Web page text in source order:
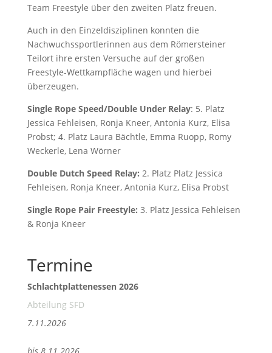
Team Freestyle über den zweiten Platz freuen.
Auch in den Einzeldisziplinen konnten die
Nachwuchssportlerinnen aus dem Römersteiner
Teilort ihre ersten Versuche auf der großen
Freestyle-Wettkampfläche wagen und hierbei
überzeugen.
Single Rope Speed/Double Under Relay: 5. Platz
Jessica Fehleisen, Ronja Kneer, Antonia Kurz, Elisa
Probst; 4. Platz Laura Bächtle, Emma Ruopp, Romy
Weckerle, Lena Wörner
Double Dutch Speed Relay: 2. Platz Platz Jessica
Fehleisen, Ronja Kneer, Antonia Kurz, Elisa Probst
Single Rope Pair Freestyle: 3. Platz Jessica Fehleisen
& Ronja Kneer
Termine
Schlachtplattenessen 2026
Abteilung SFD
7.11.2026
bis 8.11.2026